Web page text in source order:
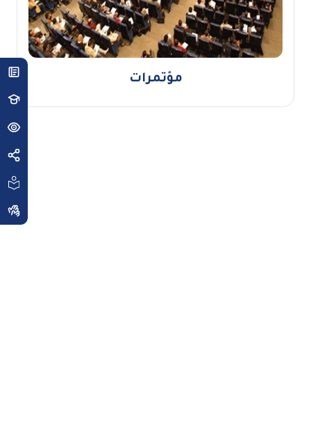
مؤتمرات